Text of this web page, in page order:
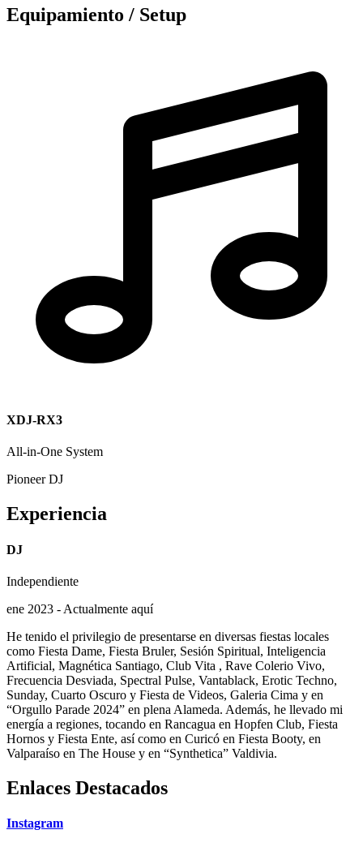
Equipamiento / Setup
XDJ-RX3
All-in-One System
Pioneer DJ
Experiencia
DJ
Independiente
ene 2023 - Actualmente aquí
He tenido el privilegio de presentarse en diversas fiestas locales
como Fiesta Dame, Fiesta Bruler, Sesión Spiritual, Inteligencia
Artificial, Magnética Santiago, Club Vita , Rave Colerio Vivo,
Frecuencia Desviada, Spectral Pulse, Vantablack, Erotic Techno,
Sunday, Cuarto Oscuro y Fiesta de Videos, Galeria Cima y en
“Orgullo Parade 2024” en plena Alameda. Además, he llevado mi
energía a regiones, tocando en Rancagua en Hopfen Club, Fiesta
Hornos y Fiesta Ente, así como en Curicó en Fiesta Booty, en
Valparaíso en The House y en “Synthetica” Valdivia.
Enlaces Destacados
Instagram